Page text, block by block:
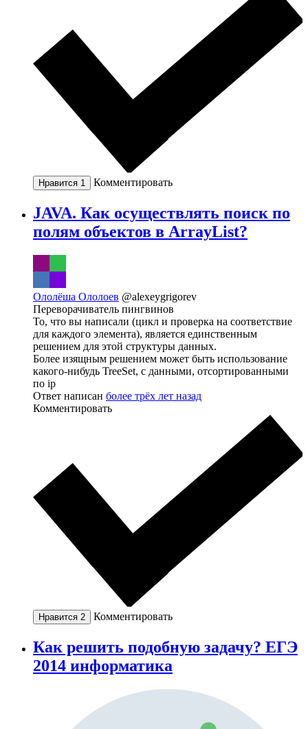
Нравится 1 Комментировать
JAVA. Как осуществлять поиск по
полям объектов в ArrayList?
Ололёша Ололоев @alexeygrigorev
Переворачиватель пингвинов
То, что вы написали (цикл и проверка на соответствие
для каждого элемента), является единственным
решением для этой структуры данных.
Более изящным решением может быть использование
какого-нибудь TreeSet, с данными, отсортированными
по ip
Ответ написан более трёх лет назад
Комментировать
Нравится 2 Комментировать
Как решить подобную задачу? ЕГЭ
2014 информатика